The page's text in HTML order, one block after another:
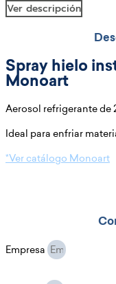
Ver descripción
Spray hielo
Monoart
Aerosol refrigerante de
Ideal para enfriar
*Ver catálogo Monoart
Empresa